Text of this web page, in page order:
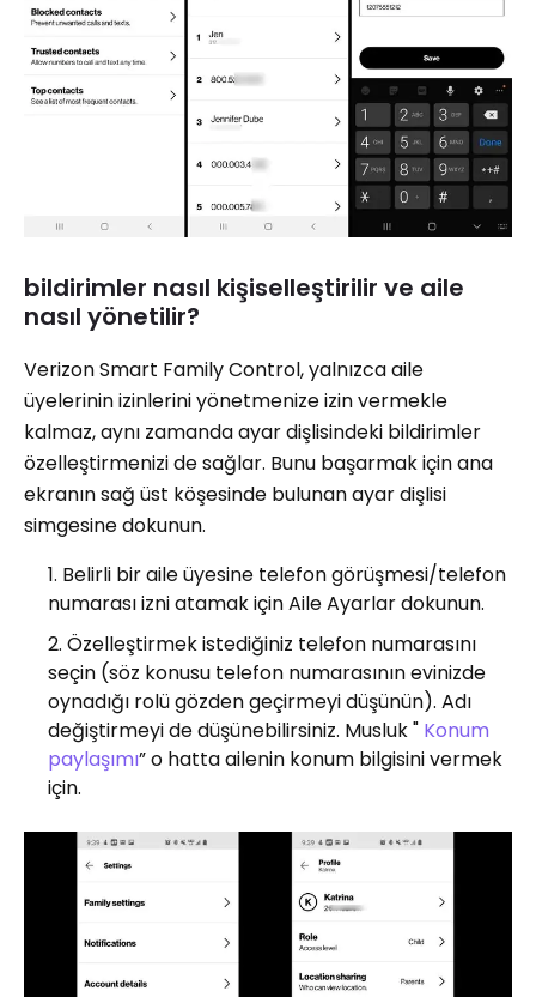
bildirimler nasıl kişiselleştirilir ve aile
nasıl yönetilir?
Verizon Smart Family Control, yalnızca aile
üyelerinin izinlerini yönetmenize izin vermekle
kalmaz, aynı zamanda ayar dişlisindeki bildirimler
özelleştirmenizi de sağlar. Bunu başarmak için ana
ekranın sağ üst köşesinde bulunan ayar dişlisi
simgesine dokunun.
Belirli bir aile üyesine telefon görüşmesi/telefon
numarası izni atamak için Aile Ayarlar dokunun.
Özelleştirmek istediğiniz telefon numarasını
seçin (söz konusu telefon numarasının evinizde
oynadığı rolü gözden geçirmeyi düşünün). Adı
değiştirmeyi de düşünebilirsiniz. Musluk " Konum
paylaşımı” o hatta ailenin konum bilgisini vermek
için.